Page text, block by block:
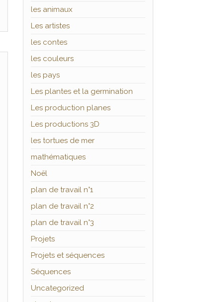
les animaux
Les artistes
les contes
les couleurs
les pays
Les plantes et la germination
Les production planes
Les productions 3D
les tortues de mer
mathématiques
Noël
plan de travail n°1
plan de travail n°2
plan de travail n°3
Projets
Projets et séquences
Séquences
Uncategorized